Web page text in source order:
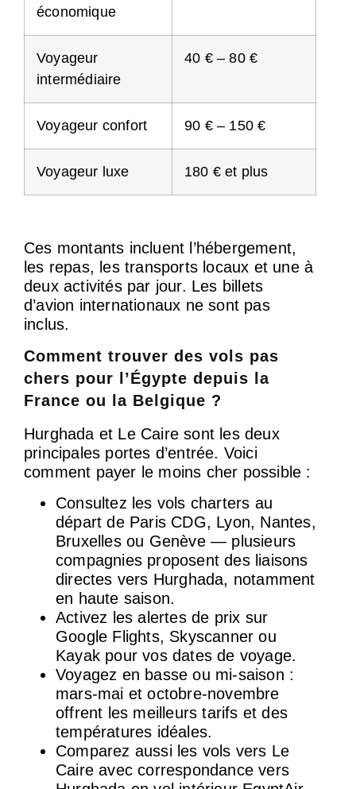
économique
Voyageur
intermédiaire
40 € – 80 €
Voyageur confort 90 € – 150 €
Voyageur luxe 180 € et plus
Ces montants incluent l’hébergement,
les repas, les transports locaux et une à
deux activités par jour. Les billets
d’avion internationaux ne sont pas
inclus.
Comment trouver des vols pas
chers pour l’Égypte depuis la
France ou la Belgique ?
Hurghada et Le Caire sont les deux
principales portes d’entrée. Voici
comment payer le moins cher possible :
Consultez les vols charters au
départ de Paris CDG, Lyon, Nantes,
Bruxelles ou Genève — plusieurs
compagnies proposent des liaisons
directes vers Hurghada, notamment
en haute saison.
Activez les alertes de prix sur
Google Flights, Skyscanner ou
Kayak pour vos dates de voyage.
Voyagez en basse ou mi-saison :
mars-mai et octobre-novembre
offrent les meilleurs tarifs et des
températures idéales.
Comparez aussi les vols vers Le
Caire avec correspondance vers